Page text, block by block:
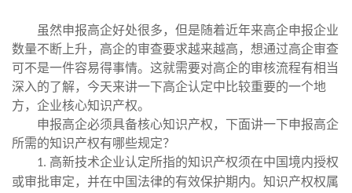
虽然申报高企好处很多，但是随着近年来高企申报企业
数量不断上升，高企的审查要求越来越高，想通过高企审查
可不是一件容易得事情。这就需要对高企的审核流程有相当
深入的了解，今天来讲一下高企认定中比较重要的一个地
方，企业核心知识产权。
申报高企必须具备核心知识产权，下面讲一下申报高企
所需的知识产权有哪些规定？
1. 高新技术企业认定所指的知识产权须在中国境内授权
或审批审定，并在中国法律的有效保护期内。知识产权权属